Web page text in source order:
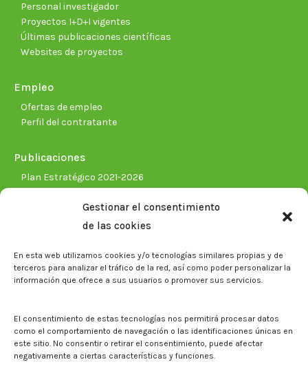
Gestionar el consentimiento
de las cookies
En esta web utilizamos cookies y/o tecnologías similares propias y de
terceros para analizar el tráfico de la red, así como poder personalizar la
información que ofrece a sus usuarios o promover sus servicios.
El consentimiento de estas tecnologías nos permitirá procesar datos
como el comportamiento de navegación o las identificaciones únicas en
este sitio. No consentir o retirar el consentimiento, puede afectar
negativamente a ciertas características y funciones.
Personal investigador
Proyectos I+D+I vigentes
Últimas publicaciones científicas
Websites de proyectos
Empleo
Ofertas de empleo
Perfil del contratante
Publicaciones
Plan Estratégico 2021-2026
Biblioteca. Repositorio CITAREA
Eventos
Boletín electrónico cita2
Contacto